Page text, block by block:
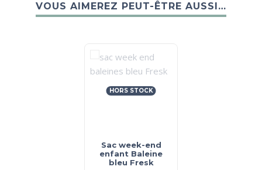
VOUS AIMEREZ PEUT-ÊTRE AUSSI…
HORS STOCK
Sac week-end
enfant Baleine
bleu Fresk